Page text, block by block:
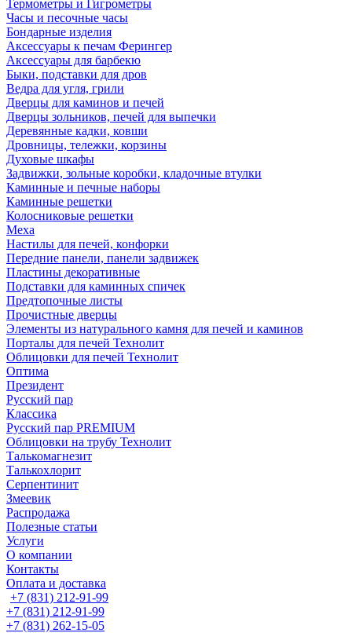
Термометры и Гигрометры
Часы и песочные часы
Бондарные изделия
Аксессуары к печам Ферингер
Аксессуары для барбекю
Быки, подставки для дров
Ведра для угля, грили
Дверцы для каминов и печей
Дверцы зольников, печей для выпечки
Деревянные кадки, ковши
Дровницы, тележки, корзины
Духовые шкафы
Задвижки, зольные коробки, кладочные втулки
Каминные и печные наборы
Каминные решетки
Колосниковые решетки
Меха
Настилы для печей, конфорки
Передние панели, панели задвижек
Пластины декоративные
Подставки для каминных спичек
Предтопочные листы
Прочистные дверцы
Элементы из натурального камня для печей и каминов
Порталы для печей Технолит
Облицовки для печей Технолит
Оптима
Президент
Русский пар
Классика
Русский пар PREMIUM
Облицовки на трубу Технолит
Талькомагнезит
Талькохлорит
Серпентинит
Змеевик
Распродажа
Полезные статьи
Услуги
О компании
Контакты
Оплата и доставка
+7 (831) 212-91-99
+7 (831) 212-91-99
+7 (831) 262-15-05